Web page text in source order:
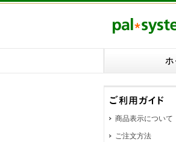
商品表示について
ご注文方法